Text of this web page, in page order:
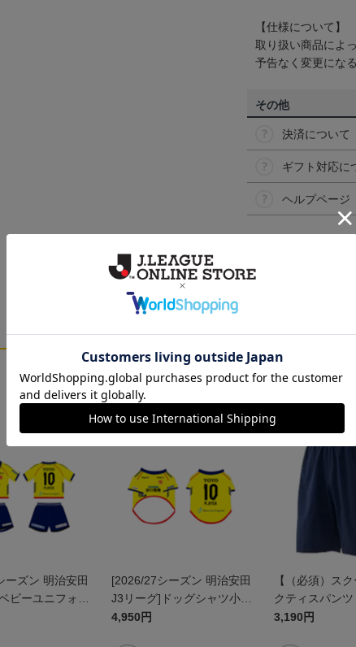
【仕様について】
取り扱い商品によ
予告なく変更にな
その他
決済について
ギフト対応に
ヘルプページ
ーズン 明治安田
ビーユニフォー
(FP1stデザイ
[2026/27シーズン 明治安田
J3リーグ]ドッグシャツ小型
犬用(FP1stデザイン)
4,950円
【（必須）ス
クティスパンツ
3,190円